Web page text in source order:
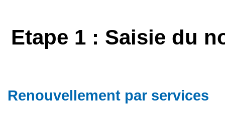
Etape 1 : Saisie du
Renouvellement par services